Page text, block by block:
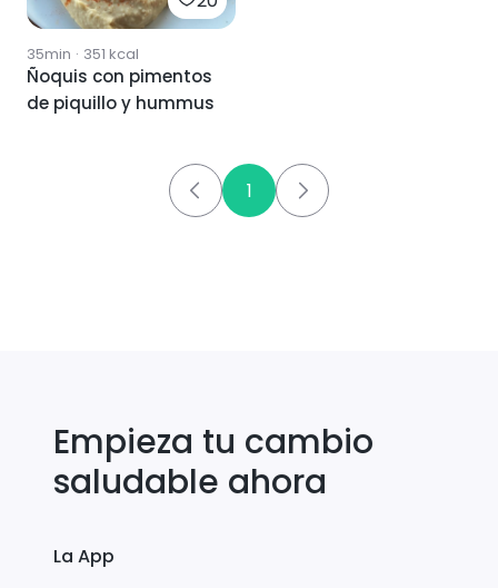
35min · 351 kcal
Ñoquis con pimentos
de piquillo y hummus
1
Empieza tu cambio
saludable ahora
La App